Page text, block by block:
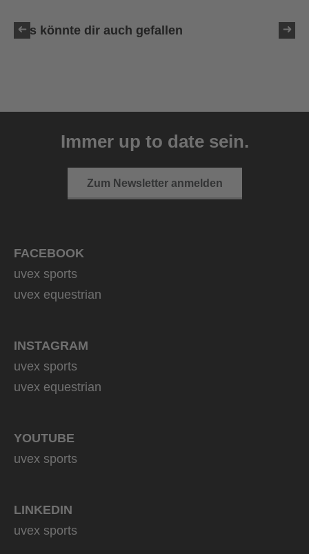
Das könnte dir auch gefallen
1 FarbvariantenImmer up to date sein.
Zum Newsletter anmelden
FACEBOOK
uvex sports
uvex equestrian
INSTAGRAM
uvex sports
uvex equestrian
YOUTUBE
uvex sports
LINKEDIN
uvex sports